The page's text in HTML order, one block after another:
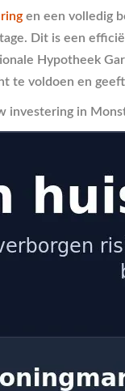
en een volledig
Dit is een
Hypotheek
te voldoen en
investering in